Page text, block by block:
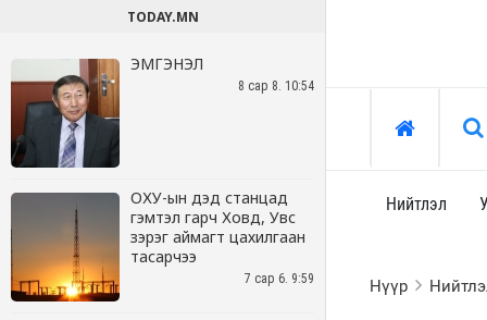
TODAY.MN
ЭМГЭНЭЛ
8 сар 8. 10:54
ОХУ-ын дэд станцад
гэмтэл гарч Ховд, Увс
зэрэг аймагт цахилгаан
тасарчээ
7 сар 6. 9:59